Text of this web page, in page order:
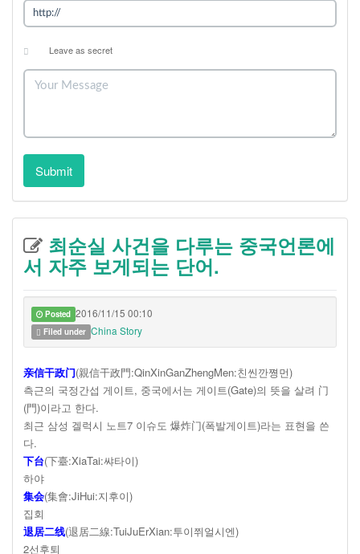
Leave as secret
Submit
최순실 사건을 다루는 중국언론에
서 자주 보게되는 단어.
Posted 2016/11/15 00:10
Filed under China Story
亲信干政门(親信干政門:QinXinGanZhengMen:친씬깐쪙먼)
측근의 국정간섭 게이트, 중국에서는 게이트(Gate)의 뜻을 살려 门
(門)이라고 한다.
최근 삼성 겔럭시 노트7 이슈도 爆炸门(폭발게이트)라는 표현을 쓴
다.
下台(下臺:XiaTai:쌰타이)
하야
集会(集會:JiHui:지후이)
집회
退居二线(退居二線:TuiJuErXian:투이쮜얼시엔)
2선후퇴